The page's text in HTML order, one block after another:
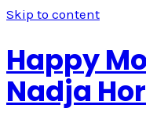
Skip to content
Happy
Nadja